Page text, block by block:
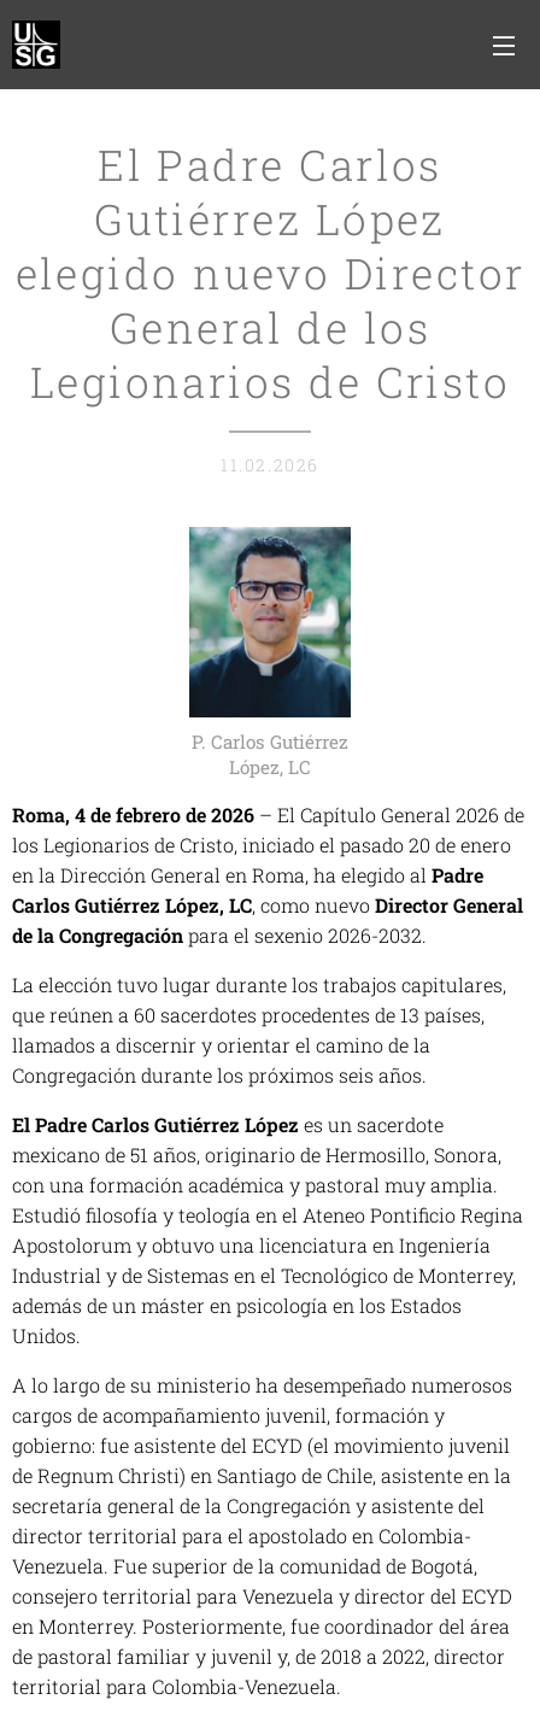
El Padre Carlos
Gutiérrez López
elegido nuevo Director
General de los
Legionarios de Cristo
11.02.2026
P. Carlos Gutiérrez
López, LC
Roma, 4 de febrero de 2026 – El Capítulo General 2026 de
los Legionarios de Cristo, iniciado el pasado 20 de enero
en la Dirección General en Roma, ha elegido al Padre
Carlos Gutiérrez López, LC, como nuevoDirector General
de la Congregaciónpara el sexenio 2026-2032.
La elección tuvo lugar durante los trabajos capitulares,
que reúnen a 60 sacerdotes procedentes de 13 países,
llamados a discernir y orientar el camino de la
Congregación durante los próximos seis años.
El Padre Carlos Gutiérrez López es un sacerdote
mexicano de 51 años, originario de Hermosillo, Sonora,
con una formación académica y pastoral muy amplia.
Estudió filosofía y teología en el Ateneo Pontificio Regina
Apostolorum y obtuvo una licenciatura en Ingeniería
Industrial y de Sistemas en el Tecnológico de Monterrey,
además de un máster en psicología en los Estados
Unidos.
A lo largo de su ministerio ha desempeñado numerosos
cargos de acompañamiento juvenil, formación y
gobierno: fue asistente del ECYD (el movimiento juvenil
de Regnum Christi) en Santiago de Chile, asistente en la
secretaría general de la Congregación y asistente del
director territorial para el apostolado en Colombia-
Venezuela. Fue superior de la comunidad de Bogotá,
consejero territorial para Venezuela y director del ECYD
en Monterrey. Posteriormente, fue coordinador del área
de pastoral familiar y juvenil y, de 2018 a 2022, director
territorial para Colombia-Venezuela.